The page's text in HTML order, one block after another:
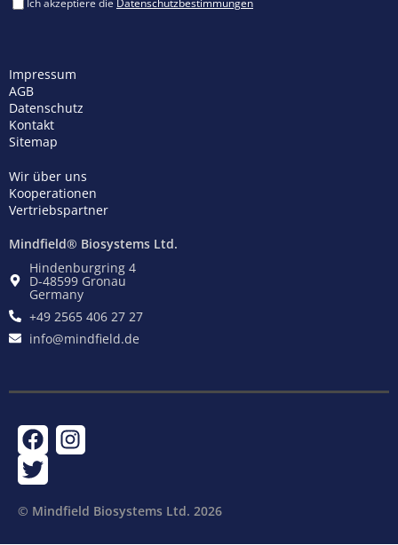
Impressum
AGB
Datenschutz
Kontakt
Sitemap
Wir über uns
Kooperationen
Vertriebspartner
Mindfield® Biosystems Ltd.
Hindenburgring 4
D-48599 Gronau
Germany
+49 2565 406 27 27
info@mindfield.de
© Mindfield Biosystems Ltd. ​2026
F
a
c
b
I
n
t
a
T
w
i
t